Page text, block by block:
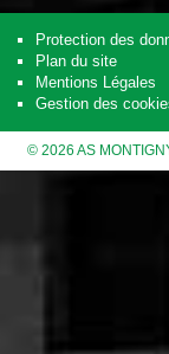
Protection des
Plan du site
Mentions Légales
Gestion des
© 2026 AS